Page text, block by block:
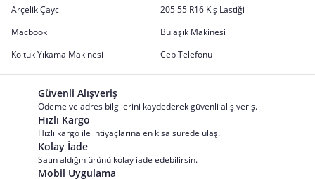
Arçelik Çaycı
205 55 R16 Kış Lastiği
Macbook
Bulaşık Makinesi
Koltuk Yıkama Makinesi
Cep Telefonu
Güvenli Alışveriş
Ödeme ve adres bilgilerini kaydederek güvenli alış veriş.
Hızlı Kargo
Hızlı kargo ile ihtiyaçlarına en kısa sürede ulaş.
Kolay İade
Satın aldığın ürünü kolay iade edebilirsin.
Mobil Uygulama